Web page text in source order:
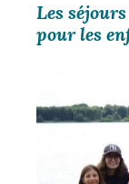
Les
pour les